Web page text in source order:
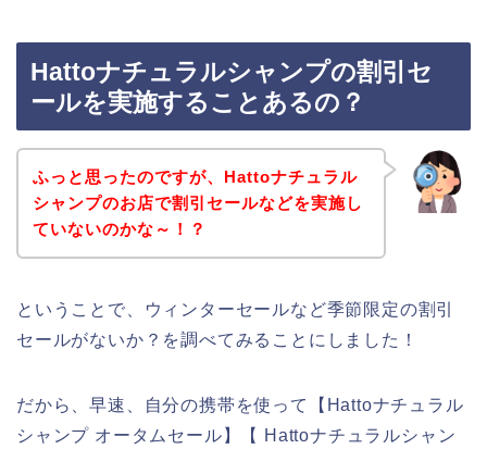
Hattoナチュラルシャンプの割引セ
ールを実施することあるの？
ふっと思ったのですが、Hattoナチュラル
シャンプのお店で割引セールなどを実施し
ていないのかな～！？
ということで、ウィンターセールなど季節限定の割引
セールがないか？を調べてみることにしました！
だから、早速、自分の携帯を使って【Hattoナチュラル
シャンプ オータムセール】【 Hattoナチュラルシャン